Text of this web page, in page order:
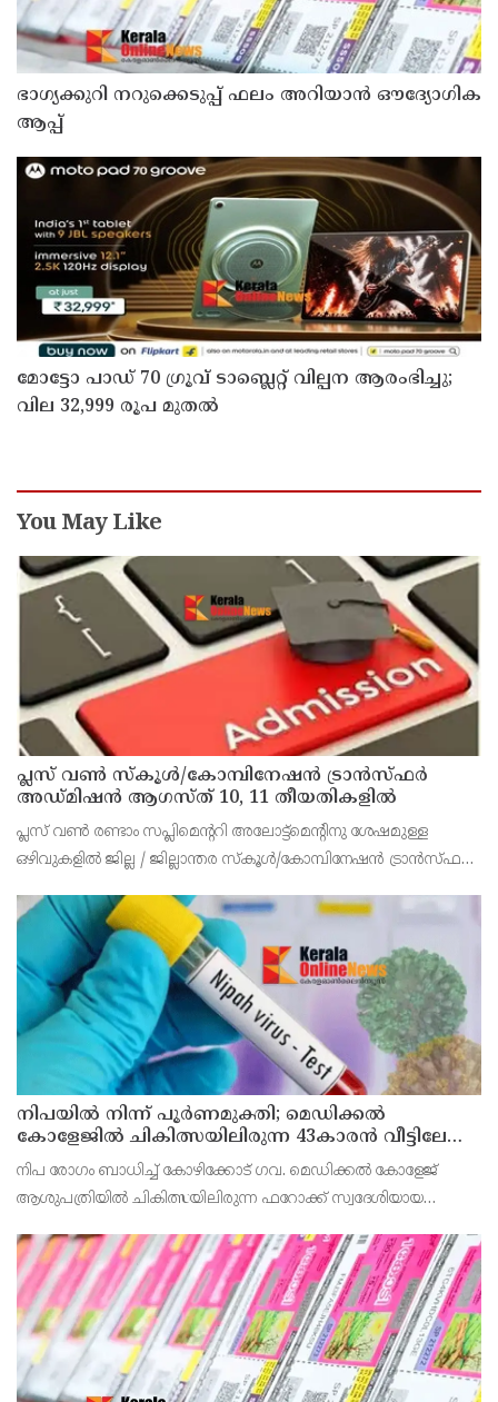
ഭാഗ്യക്കുറി നറുക്കെടുപ്പ് ഫലം അറിയാൻ ഔദ്യോഗിക
ആപ്പ്
മോട്ടോ പാഡ് 70 ഗ്രൂവ് ടാബ്ലെറ്റ് വില്പന ആരംഭിച്ചു;
വില 32,999 രൂപ മുതൽ
You May Like
പ്ലസ് വൺ സ്‌കൂൾ/കോമ്പിനേഷൻ ട്രാൻസ്ഫർ
അഡ്മിഷൻ ആഗസ്ത് 10, 11 തീയതികളിൽ
പ്ലസ് വൺ രണ്ടാം സപ്ലിമെന്ററി അലോട്ട്‌മെന്റിനു ശേഷമുള്ള
ഒഴിവുകളിൽ ജില്ല / ജില്ലാന്തര സ്‌കൂൾ/കോമ്പിനേഷൻ ട്രാൻസ്ഫർ
വൈകിട്ട് 4 മണി വരെ നൽകിയിരുന്നു
നിപയിൽ നിന്ന് പൂർണമുക്തി; മെഡിക്കൽ
കോളേജിൽ ചികിത്സയിലിരുന്ന 43കാരൻ വീട്ടിലേക്ക്
മടങ്ങി
നിപ രോഗം ബാധിച്ച് കോഴിക്കോട് ഗവ. മെഡിക്കൽ കോളേജ്
ആശുപത്രിയിൽ ചികിത്സയിലിരുന്ന ഫറോക്ക് സ്വദേശിയായ